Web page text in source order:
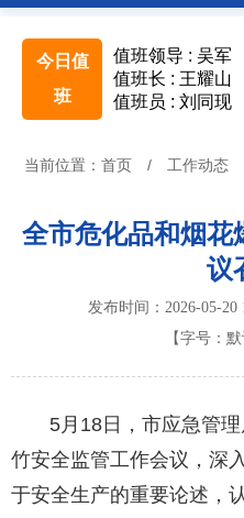
今日值
班
值班领导 : 吴军
值班长 : 王耀山
值班员 : 刘同现
当前位置： 首页 / 工作动态
全市危化品和烟花
议
发布时间：2026-05-20
【字号： 默
5月18日，市应急管理
竹安全监管工作会议，深
于安全生产的重要论述，